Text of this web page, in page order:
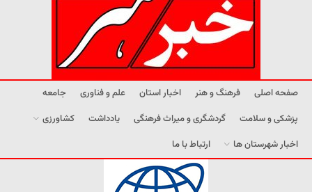
صفحه اصلی فرهنگ و هنر اخبار استان علم و فناوری
جامعه
پزشکی و سلامت
گردشگری و میراث فرهنگی یادداشت
کشاورزی
اخبار شهرستان ها
ارتباط با ما